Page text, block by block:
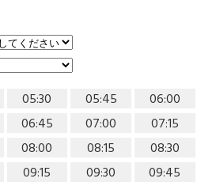
05:30 05:45
06:00
06:45 07:00
07:15
08:00 08:15
08:30
09:15 09:30
09:45